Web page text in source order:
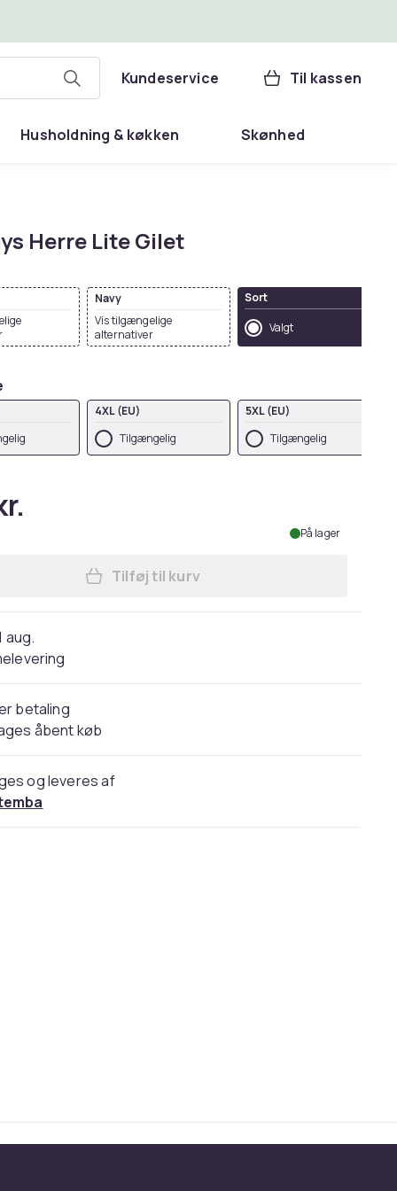
Kundeservice Til kassen
Husholdning & køkken Skønhed
Herre Lite Gilet
Navy
Vis tilgængelige
alternativer
Sort
Valgt
4XL (EU)
Tilgængelig
5XL (EU)
Tilgængelig
På lager
Læg Tee Jays Herre Lite Gilet i
Tilføj til kurv
aug.
betaling
åbent køb
og leveres af